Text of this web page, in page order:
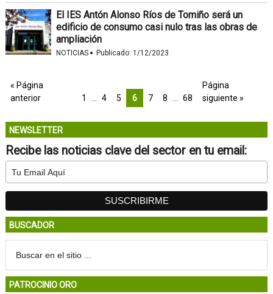
El IES Antón Alonso Ríos de Tomiño será un
edificio de consumo casi nulo tras las obras de
ampliación
NOTICIAS · Publicado: 1/12/2023
« Página
anterior
1 4 5 6 7 8 68
Página
siguiente »
NEWSLETTER
Recibe las noticias clave del sector en tu email:
BUSCADOR
PATROCINIO ORO